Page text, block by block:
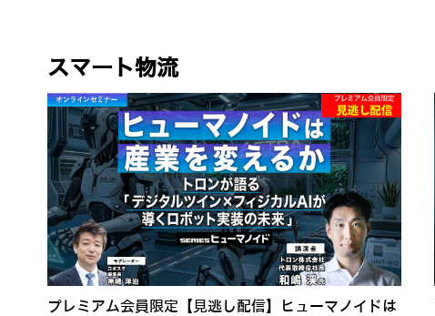
スマート物流
プレミアム会員限定【見逃し配信】ヒューマノイドは